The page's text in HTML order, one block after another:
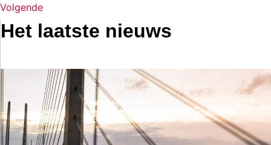
Volgende
Het laatste nieuws